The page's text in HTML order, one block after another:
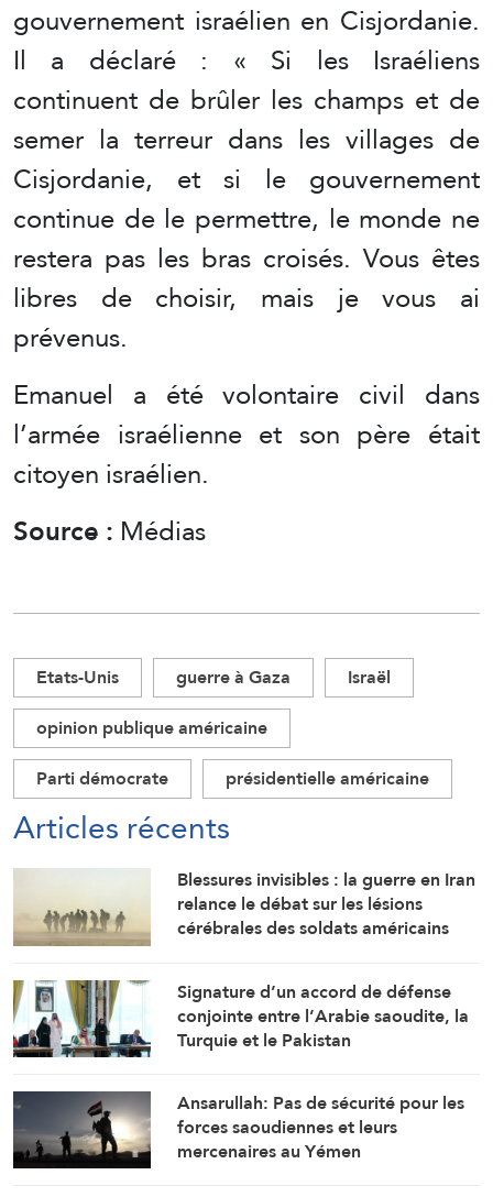
gouvernement israélien en Cisjordanie.
Il a déclaré : « Si les Israéliens
continuent de brûler les champs et de
semer la terreur dans les villages de
Cisjordanie, et si le gouvernement
continue de le permettre, le monde ne
restera pas les bras croisés. Vous êtes
libres de choisir, mais je vous ai
prévenus.
Emanuel a été volontaire civil dans
l’armée israélienne et son père était
citoyen israélien.
Source : Médias
Etats-Unis guerre à Gaza
Israël
opinion publique américaine
Parti démocrate
présidentielle américaine
Articles récents
Blessures invisibles : la guerre en Iran
relance le débat sur les lésions
cérébrales des soldats américains
Signature d’un accord de défense
conjointe entre l’Arabie saoudite, la
Turquie et le Pakistan
Ansarullah: Pas de sécurité pour les
forces saoudiennes et leurs
mercenaires au Yémen